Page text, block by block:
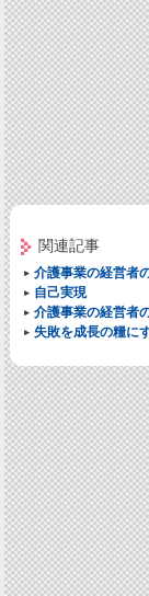
関連記事
介護事業の経営者
自己実現
介護事業の経営者
失敗を成長の糧に